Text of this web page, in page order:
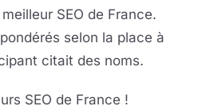
SEO de France.
selon la place à
citait des noms.
SEO de France !